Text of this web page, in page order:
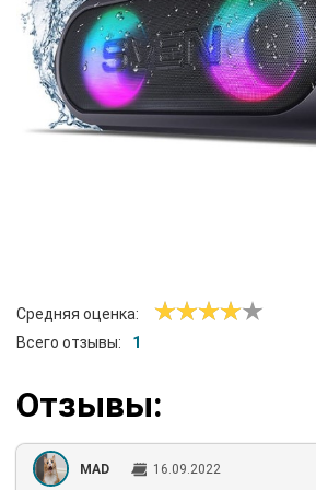
Средняя оценка:
Всего отзывы:
1
Отзывы:
MAD 16.09.2022